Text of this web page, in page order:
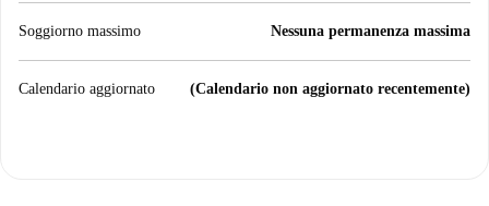
Soggiorno massimo Nessuna permanenza massima
Calendario aggiornato (Calendario non aggiornato recentemente)